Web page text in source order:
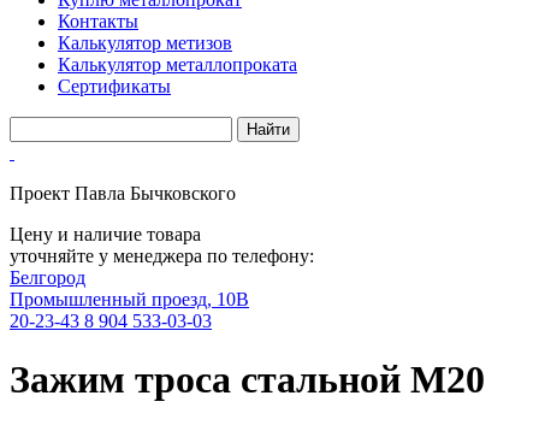
Контакты
Калькулятор метизов
Калькулятор металлопроката
Сертификаты
Проект Павла Бычковского
Цену и наличие товара
уточняйте у менеджера по телефону:
Белгород
Промышленный проезд, 10В
20-23-43 8 904 533-03-03
Зажим троса стальной М20